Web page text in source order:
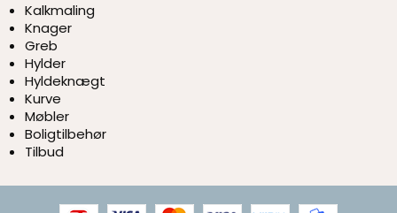
Kalkmaling
Knager
Greb
Hylder
Hyldeknægt
Kurve
Møbler
Boligtilbehør
Tilbud